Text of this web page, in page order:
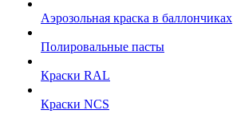
Аэрозольная краска в баллончиках
Полировальные пасты
Краски RAL
Краски NCS